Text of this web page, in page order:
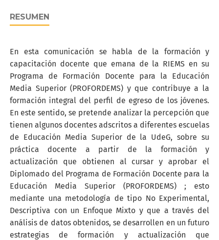
RESUMEN
En esta comunicación se habla de la formación y
capacitación docente que emana de la RIEMS en su
Programa de Formación Docente para la Educación
Media Superior (PROFORDEMS) y que contribuye a la
formación integral del perfil de egreso de los jóvenes.
En este sentido, se pretende analizar la percepción que
tienen algunos docentes adscritos a diferentes escuelas
de Educación Media Superior de la UdeG, sobre su
práctica docente a partir de la formación y
actualización que obtienen al cursar y aprobar el
Diplomado del Programa de Formación Docente para la
Educación Media Superior (PROFORDEMS) ; esto
mediante una metodología de tipo No Experimental,
Descriptiva con un Enfoque Mixto y que a través del
análisis de datos obtenidos, se desarrollen en un futuro
estrategias de formación y actualización que